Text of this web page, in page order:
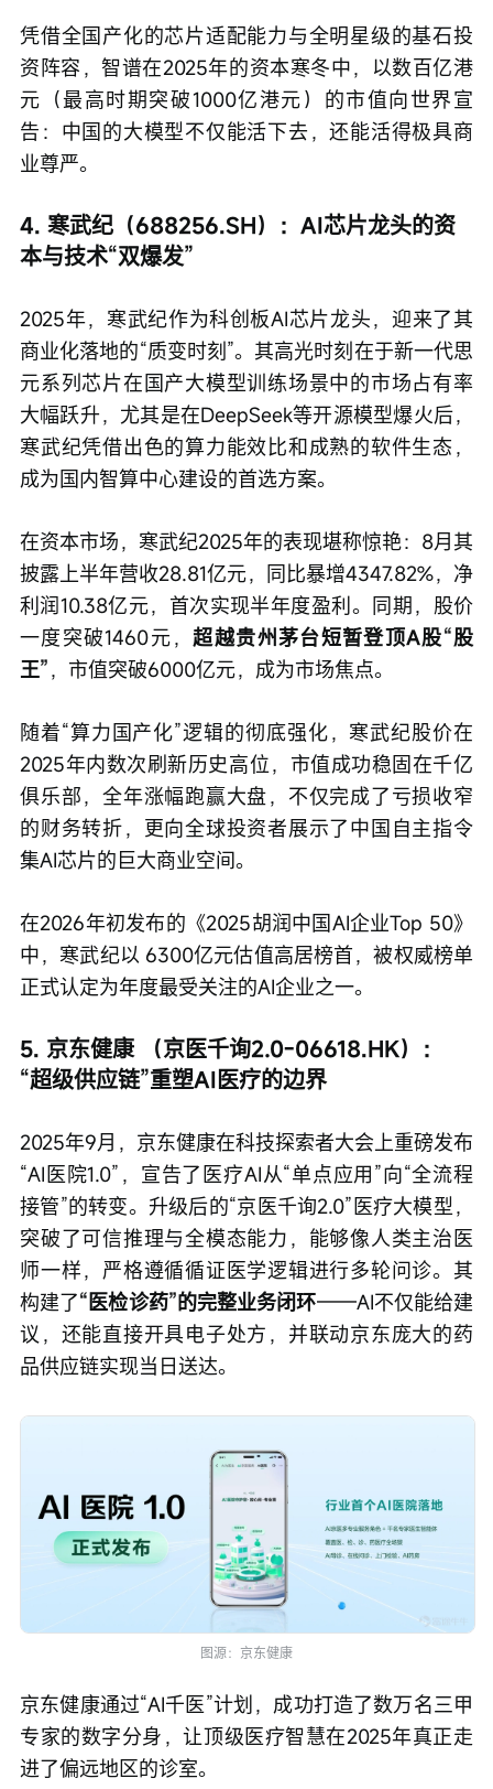
凭借全国产化的芯片适配能力与全明星级的基石投
资阵容，智谱在2025年的资本寒冬中，以数百亿港
元（最高时期突破1000亿港元）的市值向世界宣
告：中国的大模型不仅能活下去，还能活得极具商
业尊严。
4. 寒武纪（688256.SH）：AI芯片龙头的资
本与技术“双爆发”
2025年，寒武纪作为科创板AI芯片龙头，迎来了其
商业化落地的“质变时刻”。其高光时刻在于新一代思
元系列芯片在国产大模型训练场景中的市场占有率
大幅跃升，尤其是在DeepSeek等开源模型爆火后，
寒武纪凭借出色的算力能效比和成熟的软件生态，
成为国内智算中心建设的首选方案。
在资本市场，寒武纪2025年的表现堪称惊艳：8月其
披露上半年营收28.81亿元，同比暴增4347.82%，净
利润10.38亿元，首次实现半年度盈利。同期，股价
一度突破1460元， 超越贵州茅台短暂登顶A股“股
王”，市值突破6000亿元，成为市场焦点。
随着“算力国产化”逻辑的彻底强化，寒武纪股价在
2025年内数次刷新历史高位，市值成功稳固在千亿
俱乐部，全年涨幅跑赢大盘，不仅完成了亏损收窄
的财务转折，更向全球投资者展示了中国自主指令
集AI芯片的巨大商业空间。
在2026年初发布的《2025胡润中国AI企业Top 50》
中，寒武纪以 6300亿元估值高居榜首，被权威榜单
正式认定为年度最受关注的AI企业之一。
5. 京东健康 （京医千询2.0-06618.HK）：
“超级供应链”重塑AI医疗的边界
2025年9月，京东健康在科技探索者大会上重磅发布
“AI医院1.0”，宣告了医疗AI从“单点应用”向“全流程
接管”的转变。升级后的“京医千询2.0”医疗大模型，
突破了可信推理与全模态能力，能够像人类主治医
师一样，严格遵循循证医学逻辑进行多轮问诊。其
构建了“医检诊药”的完整业务闭环——AI不仅能给建
议，还能直接开具电子处方，并联动京东庞大的药
品供应链实现当日送达。
图源：京东健康
京东健康通过“AI千医”计划，成功打造了数万名三甲
专家的数字分身，让顶级医疗智慧在2025年真正走
进了偏远地区的诊室。